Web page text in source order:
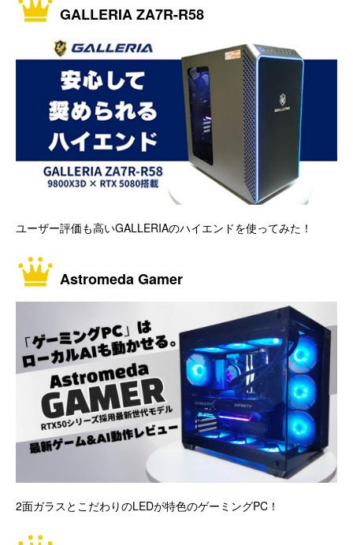
GALLERIA ZA7R-R58
ユーザー評価も高いGALLERIAのハイエンドを使ってみた！
Astromeda Gamer
2面ガラスとこだわりのLEDが特色のゲーミングPC！